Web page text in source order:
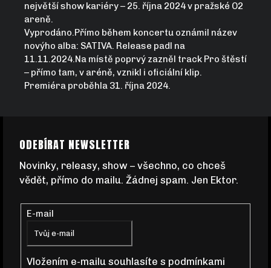
největší show kariéry – 25. října 2024 v pražské O2
areně.
Vyprodáno.Přímo během koncertu oznámil název
novýho alba: SATIVA. Release padl na
11.11.2024.Na místě poprvý zazněl track Pro štěstí
– přímo tam, v aréně, vznikl i oficiální klip.
Premiéra proběhla 31. října 2024.
ODEBÍRAT NEWSLETTER
Novinky, releasy, show – všechno, co chceš
vědět, přímo do mailu. Žádnej spam. Jen Ektor.
E-mail
Vložením e-mailu souhlasíte s podmínkami